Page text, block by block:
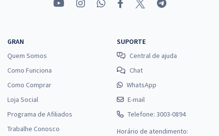
GRAN
Quem Somos
Como Funciona
Como Comprar
Loja Social
Programa de Afiliados
Trabalhe Conosco
SUPORTE
Central de ajuda
Chat
WhatsApp
E-mail
Telefone: 3003-0894
Horário de atendimento: